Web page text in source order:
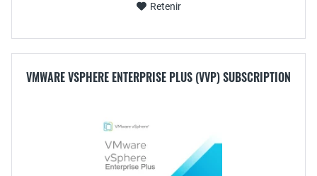
Retenir
VMWARE VSPHERE ENTERPRISE PLUS (VVP) SUBSCRIPTION